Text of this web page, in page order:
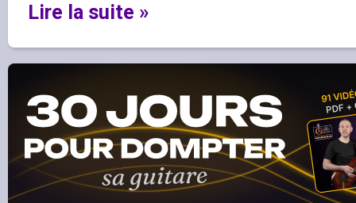
Lire la suite »